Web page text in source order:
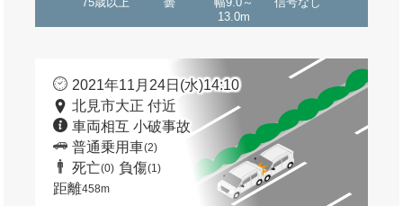
13.0m
2021年11月24日(水)14:10
北見市大正 付近
車両相互 小破事故
普通乗用車(2)
死亡(0) 負傷(1)
距離458m